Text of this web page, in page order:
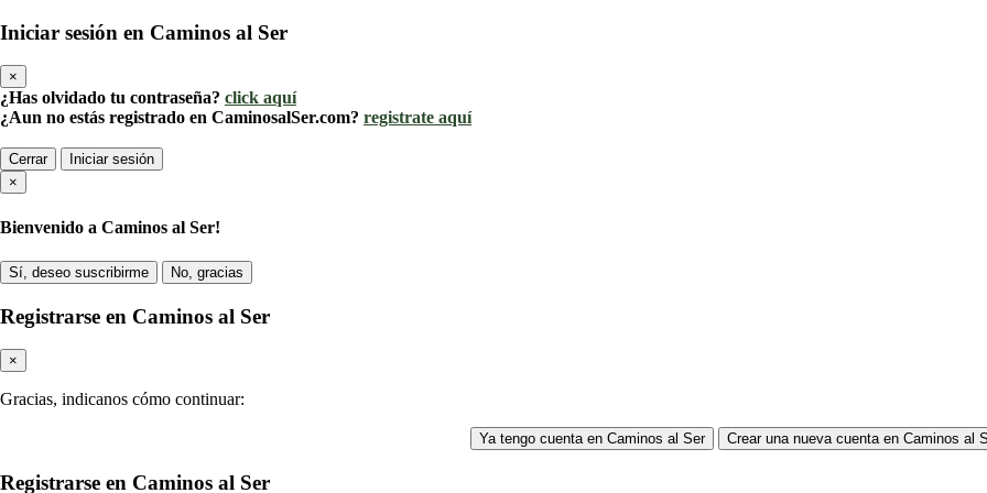
Iniciar sesión en Caminos al Ser
×
¿Has olvidado tu contraseña? click aquí
¿Aun no estás registrado en CaminosalSer.com? registrate aquí
Cerrar
Iniciar sesión
×
Bienvenido a Caminos al Ser!
Sí, deseo suscribirme No, gracias
Registrarse en Caminos al Ser
×
Gracias, indicanos cómo continuar:
Ya tengo cuenta en Caminos al Ser Crear una nueva cuenta en Caminos al
Registrarse en Caminos al Ser